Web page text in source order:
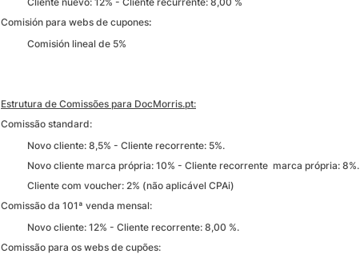
Comisión para webs de cupones:
​Comisión lineal de 5%
Estrutura de Comissões para DocMorris.pt:
Comissão standard:
Novo cliente: 8,5% - Cliente recorrente: 5%.
Novo cliente marca própria: 10% - Cliente recorrente marca própria: 8%.
Cliente com voucher: 2% (não aplicável CPAi)
Comissão da 101ª venda mensal:
Novo cliente: 12% - Cliente recorrente: 8,00 %.
Comissão para os webs de cupões: